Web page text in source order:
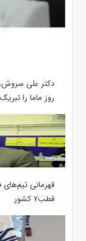
دکتر علی
روز ماما را
قهرمانی تیم‌های
قطب۷ کشور